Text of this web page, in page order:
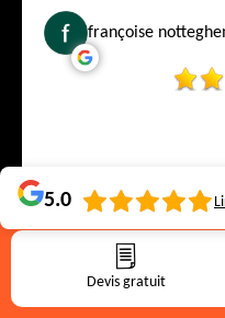
Devis gratuit
françoise
5.0